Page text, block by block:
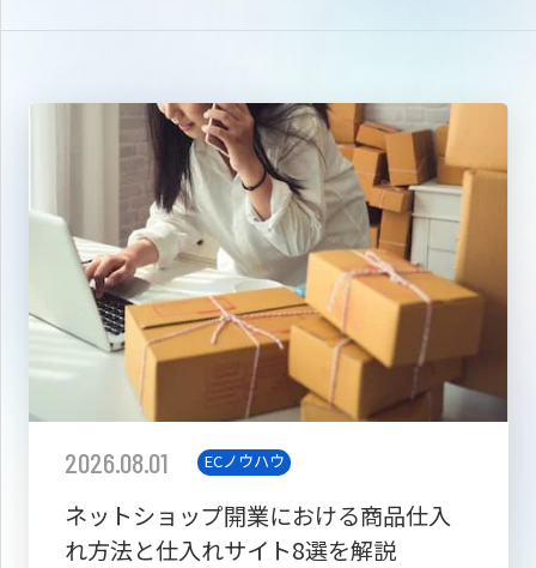
2026.08.01 ECノウハウ
ネットショップ開業における商品仕入
れ方法と仕入れサイト8選を解説